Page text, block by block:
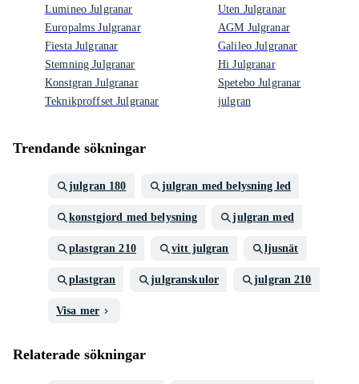
Lumineo Julgranar
Europalms Julgranar
Fiesta Julgranar
Stemning Julgranar
Konstgran Julgranar
Teknikproffset Julgranar
Uten Julgranar
AGM Julgranar
Galileo Julgranar
Hi Julgranar
Spetebo Julgranar
julgran
Trendande sökningar
julgran 180 julgran med belysning led
konstgjord med belysning julgran med
plastgran 210 vitt julgran ljusnät
plastgran julgranskulor julgran 210
Visa mer
Relaterade sökningar